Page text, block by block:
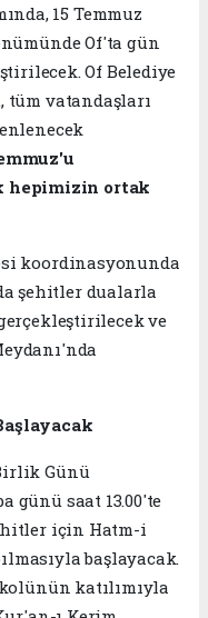
15 Temmuz
Of'ta gün
Of Belediye
tüm vatandaşları
hepimizin ortak
koordinasyonunda
şehitler dualarla
ve
Günü
günü saat 13.00'te
için Hatm-i
başlayacak.
katılımıyla